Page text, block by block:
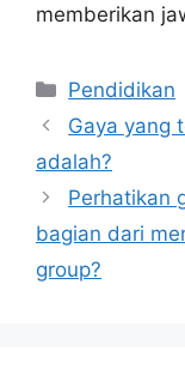
memberikan
Kategori
Pendidikan
Gaya yang
adalah?
Perhatikan
bagian dari
group?